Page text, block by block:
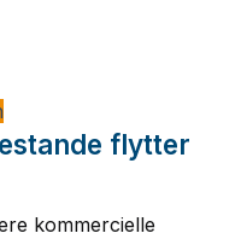
flytter
kommercielle